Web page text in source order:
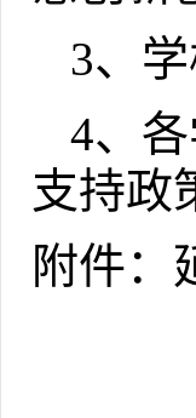
3、
4、
支持政
附件：